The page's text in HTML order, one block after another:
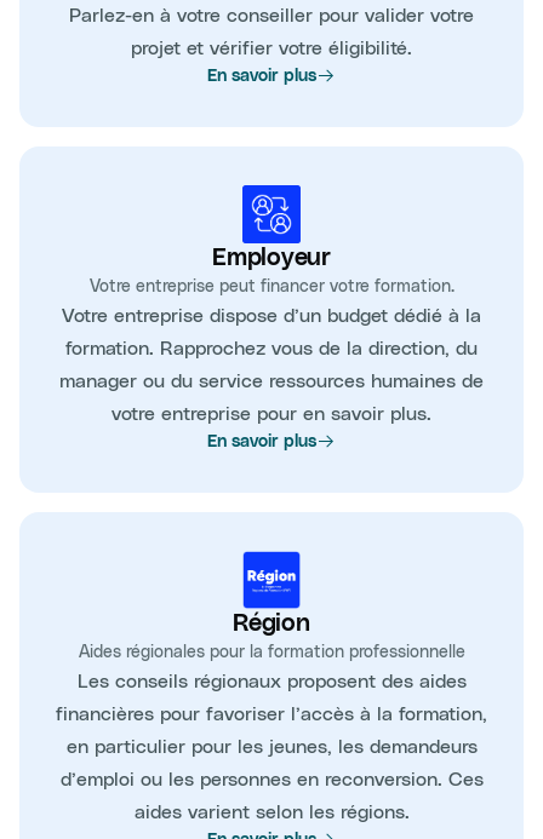
Parlez-en à votre conseiller pour valider votre
projet et vérifier votre éligibilité.
En savoir plus
Employeur
Votre entreprise peut financer votre formation.
Votre entreprise dispose d’un budget dédié à la
formation. Rapprochez vous de la direction, du
manager ou du service ressources humaines de
votre entreprise pour en savoir plus.
En savoir plus
Région
Aides régionales pour la formation professionnelle
Les conseils régionaux proposent des aides
financières pour favoriser l’accès à la formation,
en particulier pour les jeunes, les demandeurs
d’emploi ou les personnes en reconversion. Ces
aides varient selon les régions.